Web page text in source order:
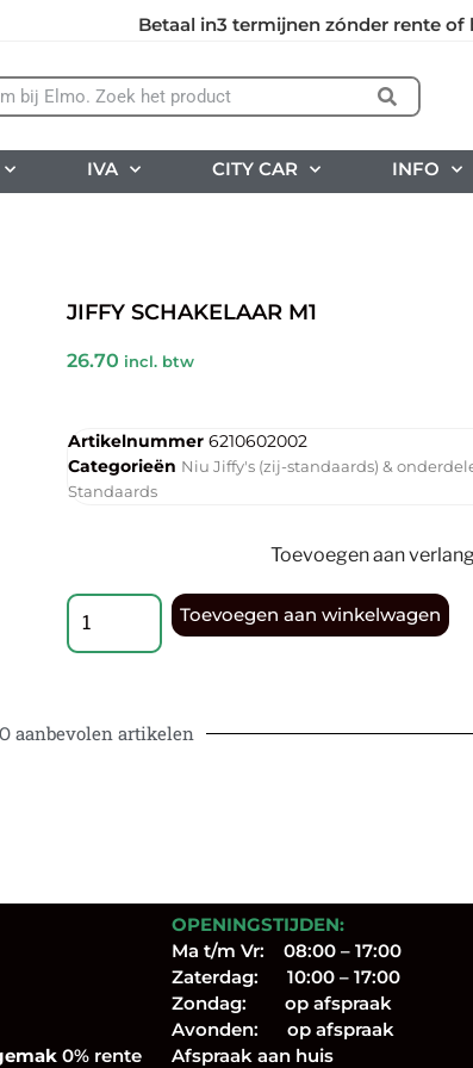
Betaal in3 termijnen zónder rente of
IVA CITY CAR INFO
JIFFY SCHAKELAAR M1
26.70 incl. btw
Artikelnummer 6210602002
Categorieën Niu Jiffy's (zij-standaards) &
Standaards
Toevoegen aan
Toevoegen aan winkelwagen
aanbevolen artikelen
0% rente
OPENINGSTIJDEN:
Ma t/m Vr: 08:00 – 17:00
Zaterdag: 10:00 – 17:00
Zondag: op afspraak
Avonden: op afspraak
Afspraak aan huis